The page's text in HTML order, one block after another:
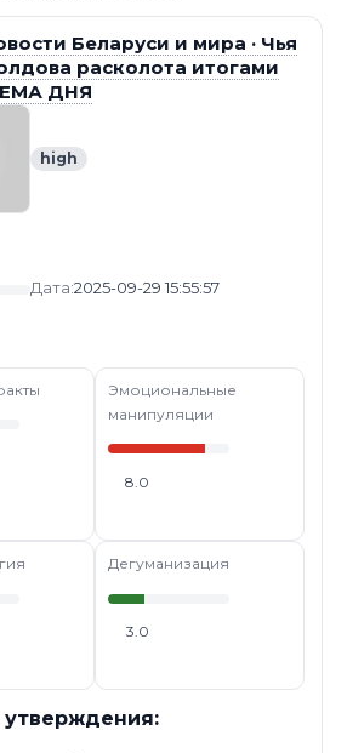
Беларуси и мира · Чья
расколота итогами
ДНЯ
high
Дата:2025-09-29 15:55:57
Эмоциональные
манипуляции
8.0
Дегуманизация
3.0